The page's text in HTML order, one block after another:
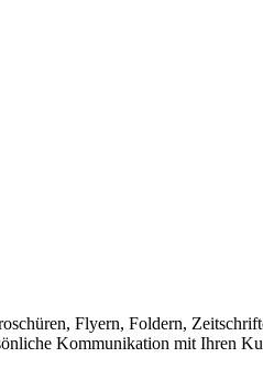
Flyern, Foldern,
Kommunikation mit Ihren